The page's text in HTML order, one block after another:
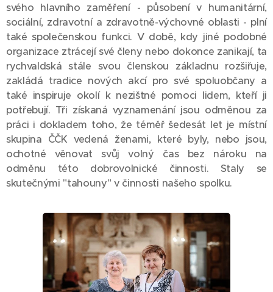
svého hlavního zaměření - působení v humanitární,
sociální, zdravotní a zdravotně-výchovné oblasti - plní
také společenskou funkci. V době, kdy jiné podobné
organizace ztrácejí své členy nebo dokonce zanikají, ta
rychvaldská stále svou členskou základnu rozšiřuje,
zakládá tradice nových akcí pro své spoluobčany a
také inspiruje okolí k nezištné pomoci lidem, kteří ji
potřebují. Tři získaná vyznamenání jsou odměnou za
práci i dokladem toho, že téměř šedesát let je místní
skupina ČČK vedená ženami, které byly, nebo jsou,
ochotné věnovat svůj volný čas bez nároku na
odměnu této dobrovolnické činnosti. Staly se
skutečnými "tahouny" v činnosti našeho spolku.